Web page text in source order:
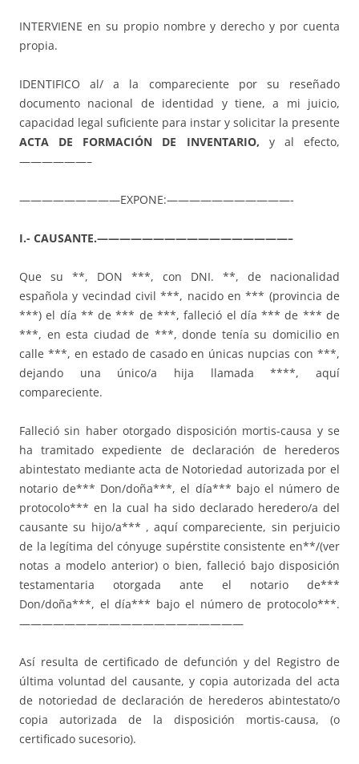
INTERVIENE en su propio nombre y derecho y por cuenta
propia.
IDENTIFICO al/ a la compareciente por su reseñado
documento nacional de identidad y tiene, a mi juicio,
capacidad legal suficiente para instar y solicitar la presente
ACTA DE FORMACIÓN DE INVENTARIO, y al efecto,
——————–
—————————EXPONE:———————————-
I.- CAUSANTE.—————————————————–
Que su **, DON ***, con DNI. **, de nacionalidad
española y vecindad civil ***, nacido en *** (provincia de
***) el día ** de *** de ***, falleció el día *** de *** de
***, en esta ciudad de ***, donde tenía su domicilio en
calle ***, en estado de casado en únicas nupcias con ***,
dejando una único/a hija llamada ****, aquí
compareciente.
Falleció sin haber otorgado disposición mortis-causa y se
ha tramitado expediente de declaración de herederos
abintestato mediante acta de Notoriedad autorizada por el
notario de*** Don/doña***, el día*** bajo el número de
protocolo*** en la cual ha sido declarado heredero/a del
causante su hijo/a*** , aquí compareciente, sin perjuicio
de la legítima del cónyuge supérstite consistente en**/(ver
notas a modelo anterior) o bien, falleció bajo disposición
testamentaria otorgada ante el notario de***
Don/doña***, el día*** bajo el número de protocolo***.
————————————————————
Así resulta de certificado de defunción y del Registro de
última voluntad del causante, y copia autorizada del acta
de notoriedad de declaración de herederos abintestato/o
copia autorizada de la disposición mortis-causa, (o
certificado sucesorio).